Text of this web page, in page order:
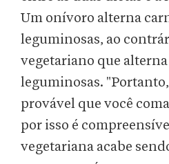
Um onívoro alterna
leguminosas, ao
vegetariano que alterna
leguminosas.
provável que você
por isso é
vegetariana acabe